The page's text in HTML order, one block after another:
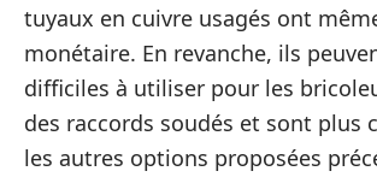
tuyaux en cuivre usagés ont
monétaire. En revanche, ils
difficiles à utiliser pour les
des raccords soudés et sont plus
les autres options proposées